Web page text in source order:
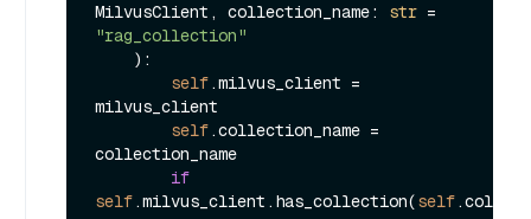
MilvusClient, collection_name: str
"rag_collection"
):
self.milvus_client =
milvus_client
self.collection_name =
collection_name
if
self.milvus_client.has_collection(self